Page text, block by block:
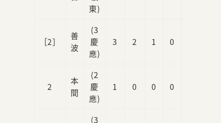
東)
［2］
善
波
(3
慶
應)
3 2 1 0
2
本
間
(2
慶
應)
1 0 0 0
(3